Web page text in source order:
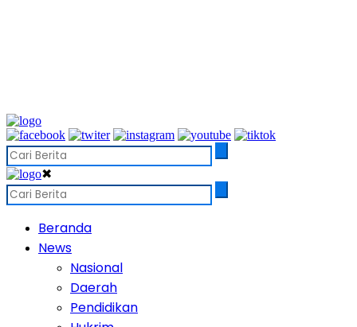
✖
Beranda
News
Nasional
Daerah
Pendidikan